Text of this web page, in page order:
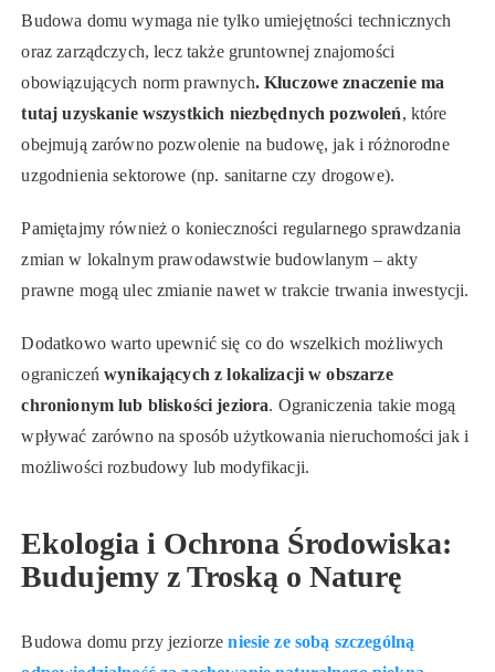
Budowa domu wymaga nie tylko umiejętności technicznych
oraz zarządczych, lecz także gruntownej znajomości
obowiązujących norm prawnych. Kluczowe znaczenie ma
tutaj uzyskanie wszystkich niezbędnych pozwoleń, które
obejmują zarówno pozwolenie na budowę, jak i różnorodne
uzgodnienia sektorowe (np. sanitarne czy drogowe).
Pamiętajmy również o konieczności regularnego sprawdzania
zmian w lokalnym prawodawstwie budowlanym – akty
prawne mogą ulec zmianie nawet w trakcie trwania inwestycji.
Dodatkowo warto upewnić się co do wszelkich możliwych
ograniczeńwynikających z lokalizacji w obszarze
chronionym lub bliskości jeziora. Ograniczenia takie mogą
wpływać zarówno na sposób użytkowania nieruchomości jak i
możliwości rozbudowy lub modyfikacji.
Ekologia i Ochrona Środowiska:
Budujemy z Troską o Naturę
Budowa domu przy jeziorzeniesie ze sobą szczególną